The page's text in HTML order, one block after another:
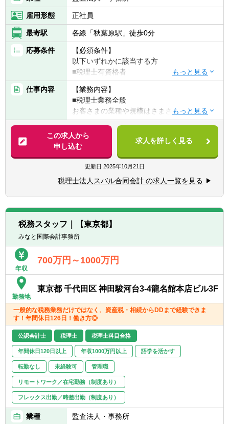
雇用形態 正社員
最寄駅 各線「秋葉原駅」徒歩0分
応募条件
【必須条件】
以下いずれかに該当する方
■税理士有資格者
■公認会計士
■国税出身の方
【求める人物像】
◆頑張った分評価されることを好む方
◆コミュニケーション能力が高い方
◆向上心や目標、ビジョンを持ち仕事に取り
組める方
仕事内容
【業務内容】
■税理士業務全般
お客さまの業種や規模はさまざまです。
税理士として、記帳代行から資産運用まで幅
広く携わっていただきます。
具体的には・・・
■税務顧問業務
■会社設立業務
■相続業務
■経営コンサルティング業務他
【クライアント形態】
建設、IT、医療、飲食、教育分野等、ある分
野に特化することは無く、大企業から中小企
【拠点：12拠点】
東京事務所・長岡事務所・群馬事務所・周南
事務所・桑名事務所・仙台事務所・福山事務
所・ 北九州事務所・浜松事務所・福岡事務
所・札幌事務所・名古屋事務所
この求人から
申し込む
求人を詳しく見る
更新日 2025年10月21日
税理士法人スバル合同会計 の求人一覧を見る
税務スタッフ｜【東京都】
みなと国際会計事務所
年収
700万円～1000万円
勤務地
東京都 千代田区 神田駿河台3-4龍名館本店ビル3F
一般的な税務業務だけではなく、資産税・相続からDDまで経験できま
す！年間休日126日！働き方◎
公認会計士 税理士 税理士科目合格
年間休日120日以上 年収1000万円以上 語学を活かす
転勤なし 未経験可 管理職
リモートワーク／在宅勤務（制度あり）
フレックス出勤／時差出勤（制度あり）
業種 監査法人・事務所